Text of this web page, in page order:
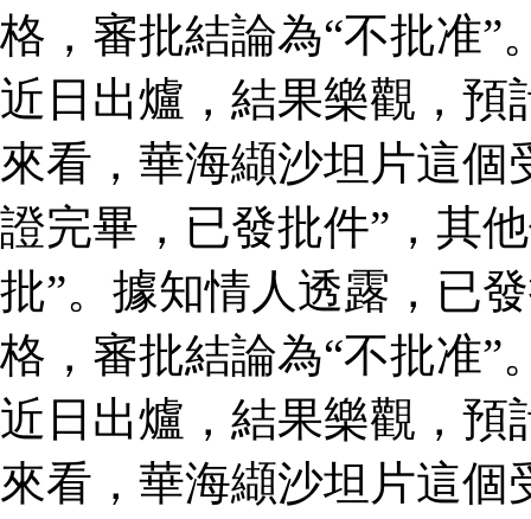
格，審批結論為“不批准”
近日出爐，結果樂觀，預
來看，華海纈沙坦片這個
證完畢，已發批件”，其
批”。據知情人透露，已
格，審批結論為“不批准”
近日出爐，結果樂觀，預
來看，華海纈沙坦片這個